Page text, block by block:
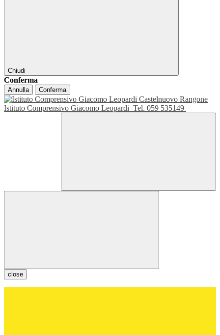
Chiudi
Conferma
Annulla Conferma
Istituto Comprensivo Giacomo Leopardi Tel. 059 535149
close